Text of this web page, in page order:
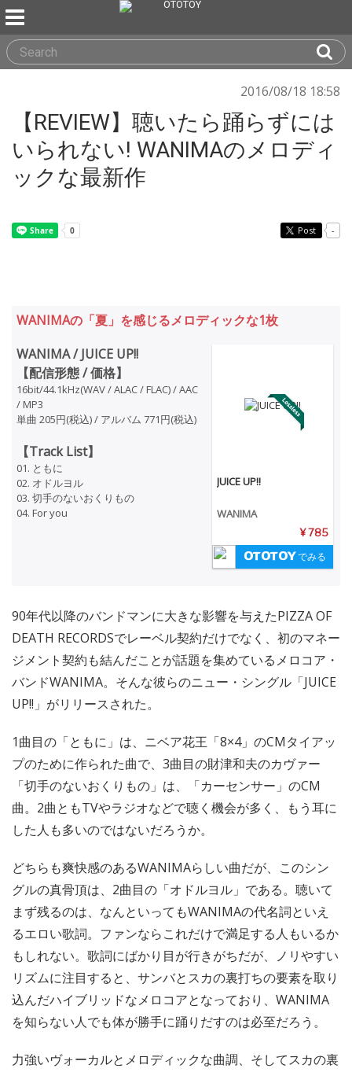
2016/08/18 18:58
【REVIEW】聴いたら踊らずには
いられない! WANIMAのメロディ
ックな最新作
Post -
WANIMAの「夏」を感じるメロディックな1枚︎
JUICE UP!!
WANIMA
¥ 785
でみる
WANIMA / JUICE UP!!
【配信形態 / 価格】
16bit/44.1kHz(WAV / ALAC / FLAC) / AAC
/ MP3
単曲 205円(税込) / アルバム 771円(税込)
【Track List】
01. ともに
02. オドルヨル
03. 切手のないおくりもの
04. For you
90年代以降のバンドマンに大きな影響を与えたPIZZA OF
DEATH RECORDSでレーベル契約だけでなく、初のマネー
ジメント契約も結んだことが話題を集めているメロコア・
バンドWANIMA。そんな彼らのニュー・シングル「JUICE
UP!!」がリリースされた。
1曲目の「ともに」は、ニベア花王「8×4」のCMタイアッ
プのために作られた曲で、3曲目の財津和夫のカヴァー
「切手のないおくりもの」は、「カーセンサー」のCM
曲。2曲ともTVやラジオなどで聴く機会が多く、もう耳に
した人も多いのではないだろうか。
どちらも爽快感のあるWANIMAらしい曲だが、このシン
グルの真骨頂は、2曲目の「オドルヨル」である。聴いて
まず残るのは、なんといってもWANIMAの代名詞といえ
るエロい歌詞。ファンならこれだけで満足する人もいるか
もしれない。歌詞にばかり目が行きがちだが、ノリやすい
リズムに注目すると、サンバとスカの裏打ちの要素を取り
込んだハイブリッドなメロコアとなっており、WANIMA
を知らない人でも体が勝手に踊りだすのは必至だろう。
力強いヴォーカルとメロディックな曲調、そしてスカの裏